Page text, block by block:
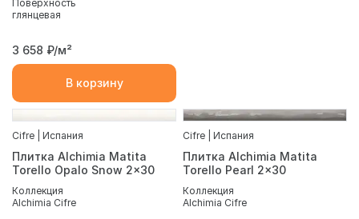
Поверхность
глянцевая
3 658 ₽/м²
В корзину
Cifre | Испания
Плитка Alchimia Matita
Torello Opalo Snow 2x30
Коллекция
Alchimia Cifre
Cifre | Испания
Плитка Alchimia Matita
Torello Pearl 2x30
Коллекция
Alchimia Cifre